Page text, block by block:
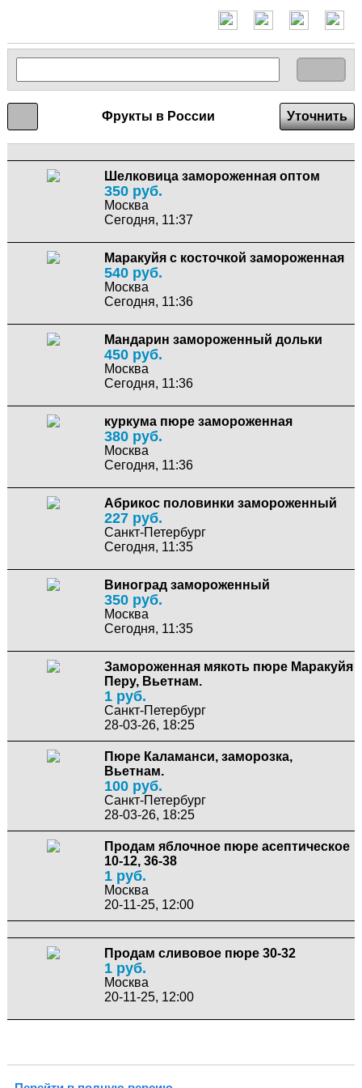
Фрукты в России Уточнить
Шелковица замороженная оптом
350 руб.
Москва
Сегодня, 11:37
Маракуйя с косточкой замороженная
540 руб.
Москва
Сегодня, 11:36
Мандарин замороженный дольки
450 руб.
Москва
Сегодня, 11:36
куркума пюре замороженная
380 руб.
Москва
Сегодня, 11:36
Абрикос половинки замороженный
227 руб.
Санкт-Петербург
Сегодня, 11:35
Виноград замороженный
350 руб.
Москва
Сегодня, 11:35
Замороженная мякоть пюре Маракуйя
Перу, Вьетнам.
1 руб.
Санкт-Петербург
28-03-26, 18:25
Пюре Каламанси, заморозка,
Вьетнам.
100 руб.
Санкт-Петербург
28-03-26, 18:25
Продам яблочное пюре асептическое
10-12, 36-38
1 руб.
Москва
20-11-25, 12:00
Продам сливовое пюре 30-32
1 руб.
Москва
20-11-25, 12:00